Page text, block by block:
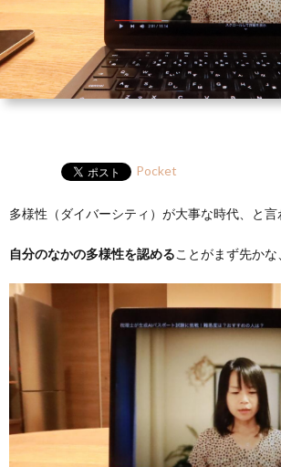
Pocket
多様性（ダイバーシティ）が大事な時代、と
自分のなかの多様性を認めることがまず先かな